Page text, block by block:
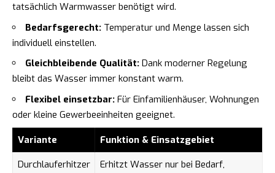
tatsächlich Warmwasser benötigt wird.
Bedarfsgerecht: Temperatur und Menge lassen sich
individuell einstellen.
Gleichbleibende Qualität: Dank moderner Regelung
bleibt das Wasser immer konstant warm.
Flexibel einsetzbar: Für Einfamilienhäuser, Wohnungen
oder kleine Gewerbeeinheiten geeignet.
Variante
Funktion & Einsatzgebiet
Durchlauferhitzer
Erhitzt Wasser nur bei Bedarf,